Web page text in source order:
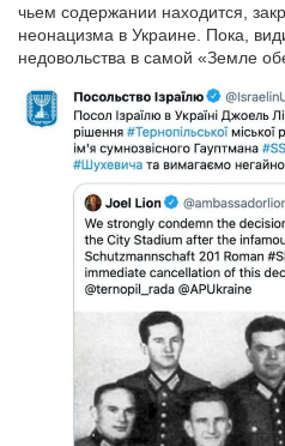
чьем содержании находится,
неонацизма в Украине. Пока,
недовольства в самой «Земле